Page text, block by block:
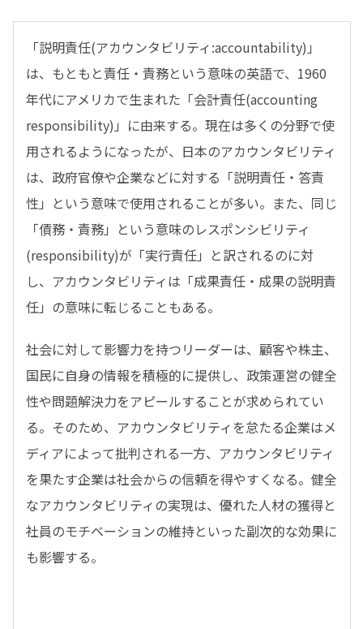
「説明責任(アカウンタビリティ:accountability)」
は、もともと責任・責務という意味の英語で、1960
年代にアメリカで生まれた「会計責任(accounting
responsibility)」に由来する。現在は多くの分野で使
用されるようになったが、日本のアカウンタビリティ
は、政府官僚や企業などに対する「説明責任・答責
性」という意味で使用されることが多い。また、同じ
「債務・責務」という意味のレスポンシビリティ
(responsibility)が「実行責任」と訳されるのに対
し、アカウンタビリティは「成果責任・成果の説明責
任」の意味に転じることもある。
社会に対して影響力を持つリーダーは、顧客や株主、
国民に自身の情報を積極的に提供し、政策運営の健全
性や問題解決力をアピールすることが求められてい
る。そのため、アカウンタビリティを怠たる企業はメ
ディアによって批判される一方、アカウンタビリティ
を果たす企業は社会からの信頼を得やすくなる。健全
なアカウンタビリティの実現は、優れた人材の獲得と
社員のモチベーションの維持といった副次的な効果に
も影響する。